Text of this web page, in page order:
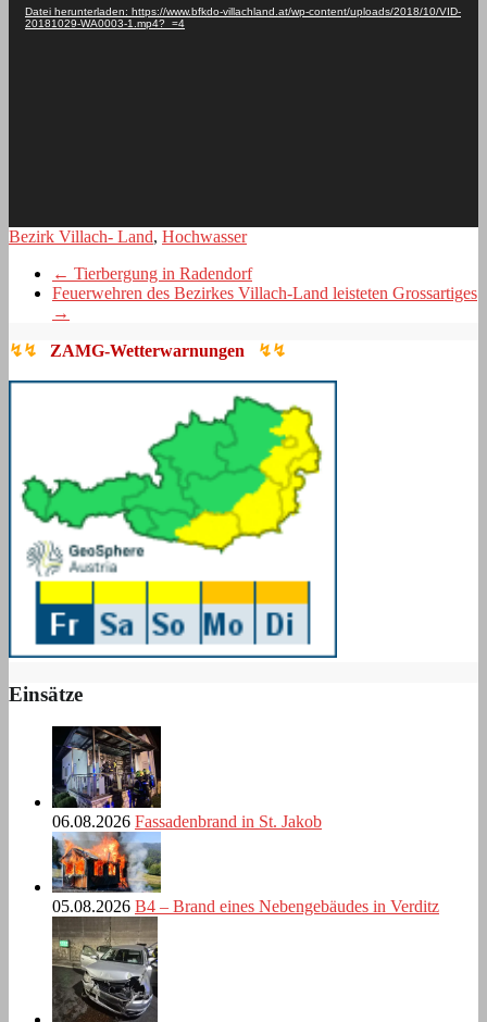
Datei herunterladen: https://www.bfkdo-villachland.at/wp-content/uploads/2018/10/VID-
20181029-WA0003-1.mp4?_=4
Bezirk Villach- Land, Hochwasser
← Tierbergung in Radendorf
Feuerwehren des Bezirkes Villach-Land leisteten Grossartiges
→
↯↯ ZAMG-Wetterwarnungen ↯↯
Einsätze
06.08.2026 Fassadenbrand in St. Jakob
05.08.2026 B4 – Brand eines Nebengebäudes in Verditz